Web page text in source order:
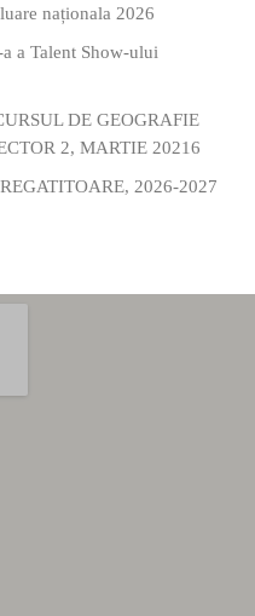
naționala 2026
a Talent Show-ului
DE GEOGRAFIE
2, MARTIE 20216
2026-2027